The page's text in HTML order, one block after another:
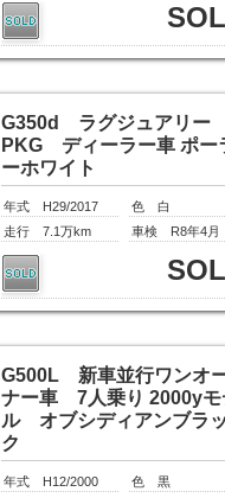
G350d ラグジュアリー
PKG ディーラー車 ポー
ーホワイト
年式 H29/2017
走行 7.1万km
色 白
車検 R8年4月
G500L 新車並行ワンオ
ナー車 7人乗り 2000yモ
ル オブシディアンブラ
ク
年式 H12/2000
色 黒